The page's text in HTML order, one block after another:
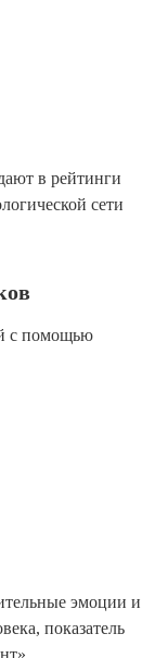
в рейтинги
сети
с помощью
эмоции и
показатель